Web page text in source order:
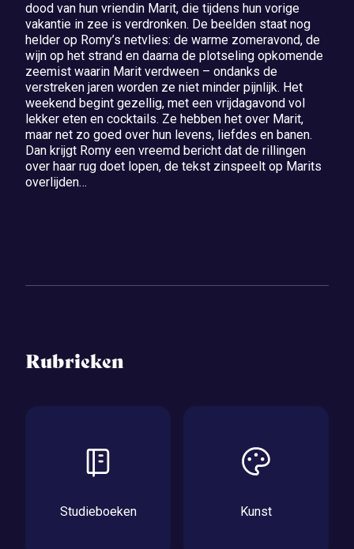
dood van hun vriendin Marit, die tijdens hun vorige
vakantie in zee is verdronken. De beelden staat nog
helder op Romy’s netvlies: de warme zomeravond, de
wijn op het strand en daarna de plotseling opkomende
zeemist waarin Marit verdween – ondanks de
verstreken jaren worden ze niet minder pijnlijk. Het
weekend begint gezellig, met een vrijdagavond vol
lekker eten en cocktails. Ze hebben het over Marit,
maar net zo goed over hun levens, liefdes en banen.
Dan krijgt Romy een vreemd bericht dat de rillingen
over haar rug doet lopen, de tekst zinspeelt op Marits
overlijden…
Rubrieken
Studieboeken Kunst